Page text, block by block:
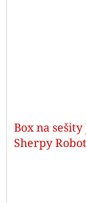
Box na sešity
Sherpy Robot